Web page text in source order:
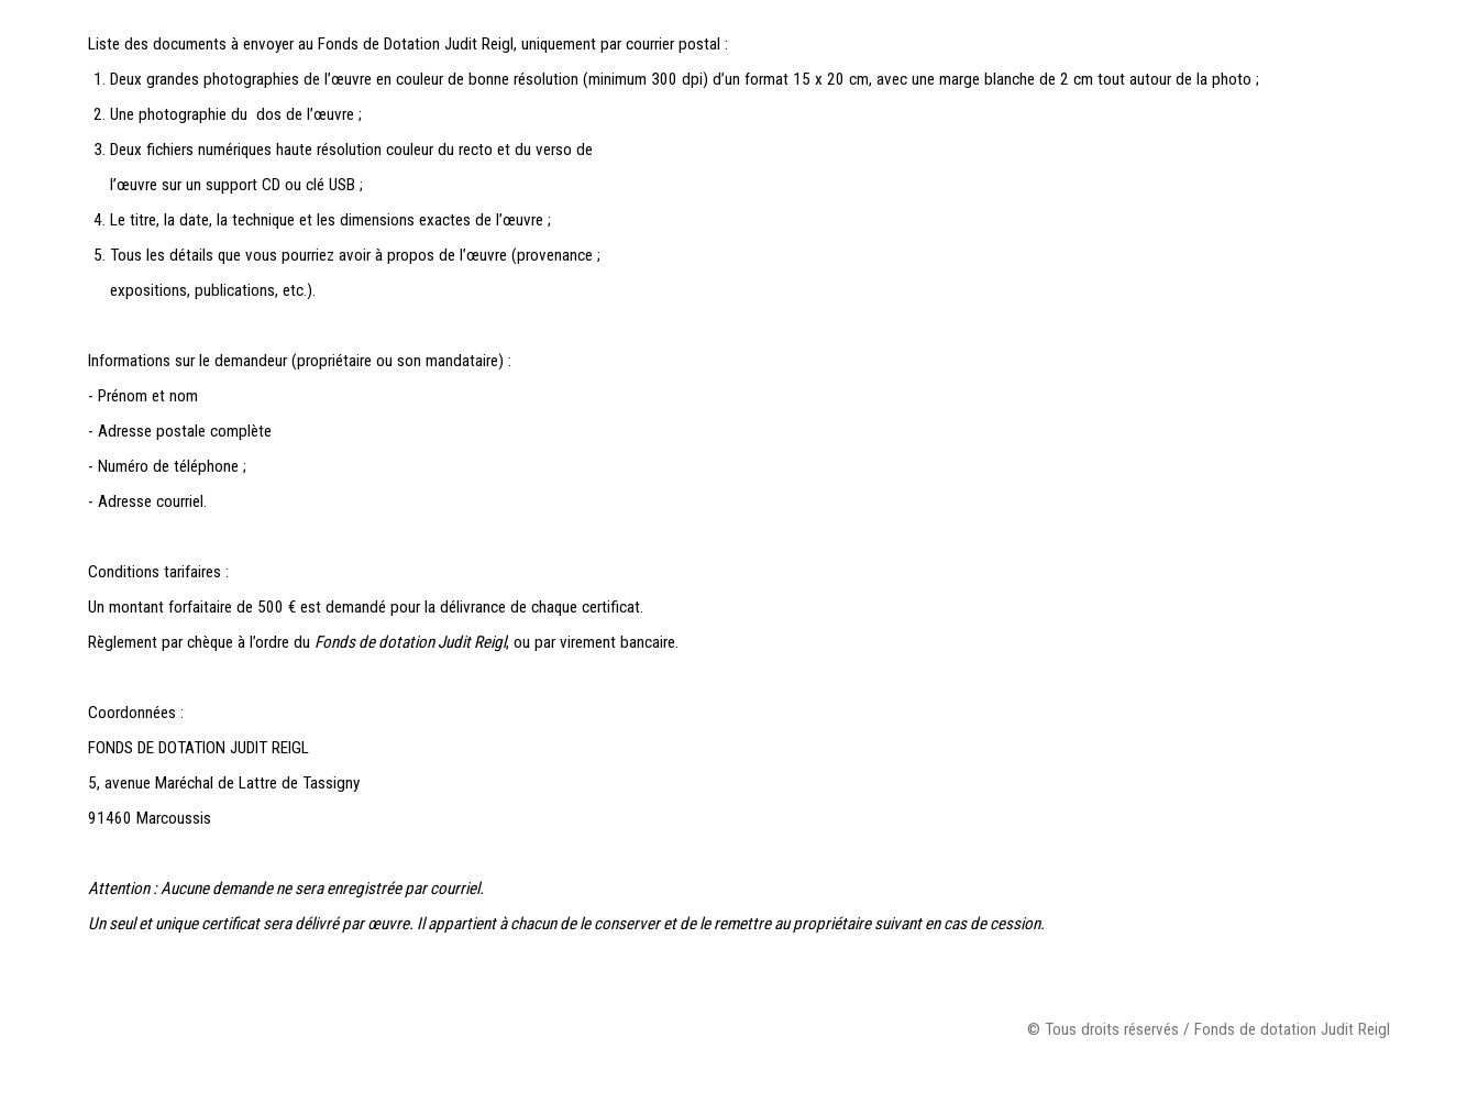
Liste des documents à envoyer au Fonds de Dotation Judit Reigl, uniquement par courrier postal :
Deux grandes photographies de l’œuvre en couleur de bonne résolution (minimum 300 dpi) d’un format 15 x 20 cm, avec une marge blanche de 2 cm tout autour de la photo ;
Une photographie du dos de l’œuvre ;
Deux fichiers numériques haute résolution couleur du recto et du verso de
l’œuvre sur un support CD ou clé USB ;
Le titre, la date, la technique et les dimensions exactes de l’œuvre ;
Tous les détails que vous pourriez avoir à propos de l’œuvre (provenance ;
expositions, publications, etc.).
Informations sur le demandeur (propriétaire ou son mandataire) :
- Prénom et nom
- Adresse postale complète
- Numéro de téléphone ;
- Adresse courriel.
Conditions tarifaires :
Un montant forfaitaire de 500 € est demandé pour la délivrance de chaque certificat.
Règlement par chèque à l’ordre du Fonds de dotation Judit Reigl, ou par virement bancaire.
Coordonnées :
FONDS DE DOTATION JUDIT REIGL
5, avenue Maréchal de Lattre de Tassigny
91460 Marcoussis
Attention :Aucune demande ne sera enregistrée par courriel.
Un seul et unique certificat sera délivré par œuvre. Il appartient à chacun de le conserver et de le remettre au propriétaire suivant en cas de cession.
© Tous droits réservés / Fonds de dotation Judit Reigl